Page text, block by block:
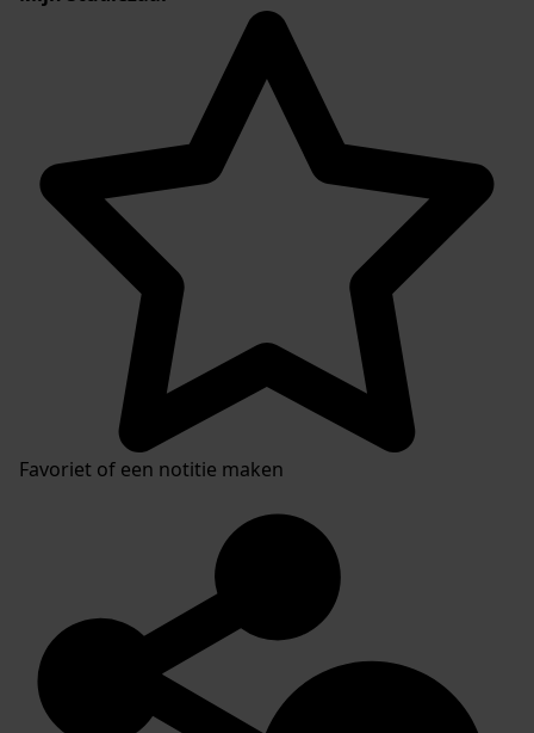
Favoriet of een notitie maken